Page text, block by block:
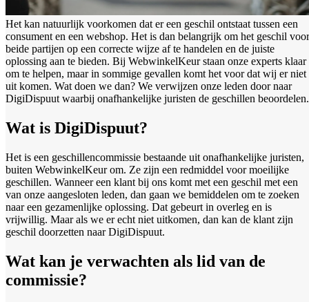
Het kan natuurlijk voorkomen dat er een geschil ontstaat tussen een
consument en een webshop. Het is dan belangrijk om het geschil voor
beide partijen op een correcte wijze af te handelen en de juiste
oplossing aan te bieden. Bij WebwinkelKeur staan onze experts klaar
om te helpen, maar in sommige gevallen komt het voor dat wij er niet
uit komen. Wat doen we dan? We verwijzen onze leden door naar
DigiDispuut waarbij onafhankelijke juristen de geschillen beoordelen.
Wat is DigiDispuut?
Het is een geschillencommissie bestaande uit onafhankelijke juristen,
buiten WebwinkelKeur om. Ze zijn een redmiddel voor moeilijke
geschillen. Wanneer een klant bij ons komt met een geschil met een
van onze aangesloten leden, dan gaan we bemiddelen om te zoeken
naar een gezamenlijke oplossing. Dat gebeurt in overleg en is
vrijwillig. Maar als we er echt niet uitkomen, dan kan de klant zijn
geschil doorzetten naar DigiDispuut.
Wat kan je verwachten als lid van de
commissie?